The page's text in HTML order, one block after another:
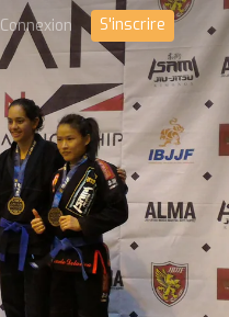
Connexion S'inscrire